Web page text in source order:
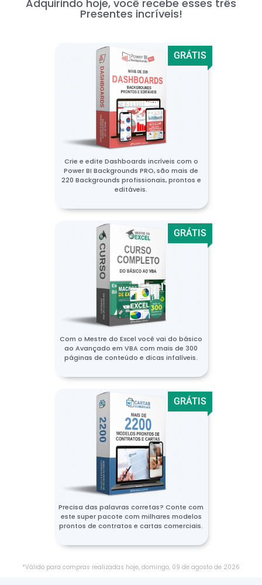
Adquirindo hoje, você recebe esses três
Presentes incríveis!
GRÁTIS
Crie e edite Dashboards incríveis com o
Power BI Backgrounds PRO, são mais de
220 Backgrounds profissionais, prontos e
editáveis.
GRÁTIS
Com o Mestre do Excel você vai do básico
ao Avançado em VBA com mais de 300
páginas de conteúdo e dicas infalíveis.
GRÁTIS
Precisa das palavras corretas? Conte com
este super pacote com milhares modelos
prontos de contratos e cartas comerciais.
*Válido para compras realizadas hoje, domingo, 09 de agosto de 2026